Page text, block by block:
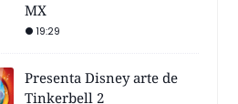
MX
19:29
Presenta Disney arte de
Tinkerbell 2